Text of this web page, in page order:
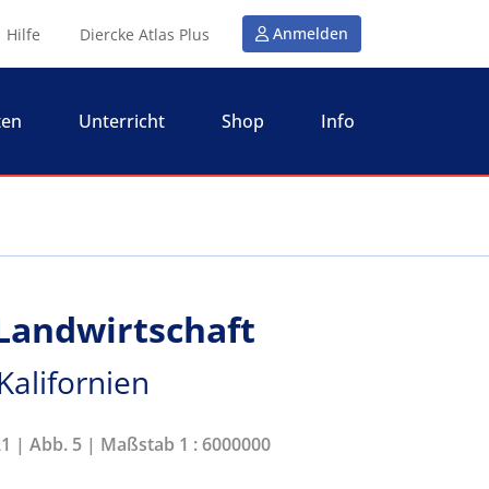
Hilfe Diercke Atlas Plus Anmelden
Unterricht Shop Info
| Abb. 5 | Maßstab 1 : 6000000